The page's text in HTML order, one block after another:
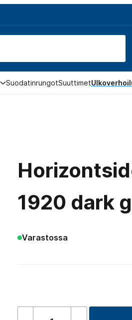
SuodatinrungotSuuttimet
1920 dark
Varastossa